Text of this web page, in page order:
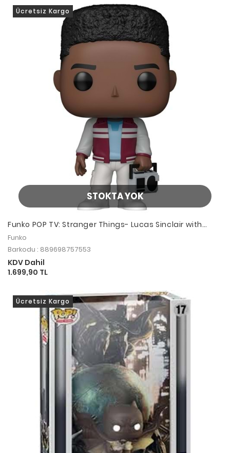
STOKTA YOK
Ücretsiz Kargo
Funko POP TV: Stranger Things- Lucas Sinclair with
Boombox
Funko
Barkodu : 889698757553
KDV Dahil
1.699,90 TL
Ücretsiz Kargo